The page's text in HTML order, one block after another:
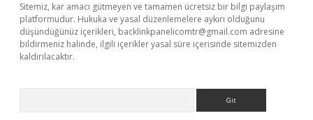
Sitemiz, kar amacı gütmeyen ve tamamen ücretsiz bir bilgi paylaşım
platformudur. Hukuka ve yasal düzenlemelere aykırı olduğunu
düşündüğünüz içerikleri, backlinkpanelicomtr@gmail.com adresine
bildirmeniz halinde, ilgili içerikler yasal süre içerisinde sitemizden
kaldırılacaktır.